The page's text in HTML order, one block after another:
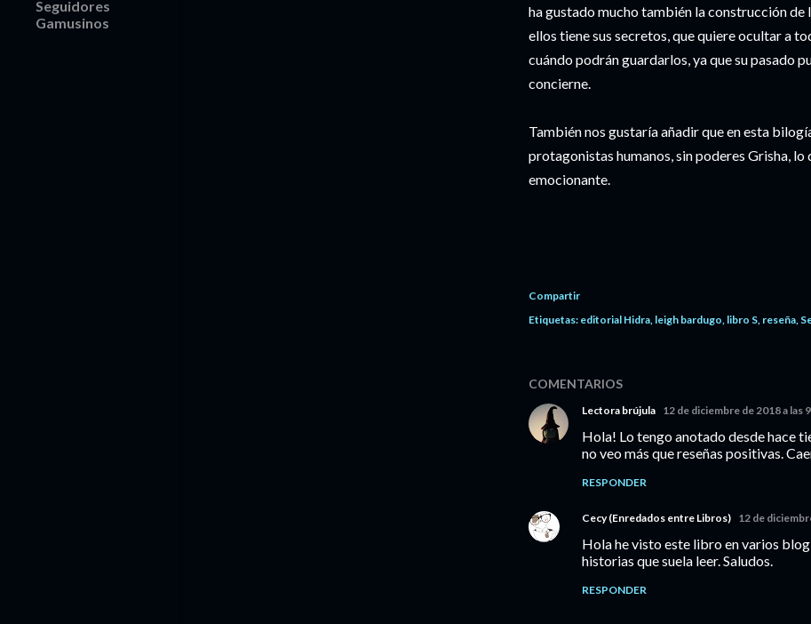
ha gustado mucho también la construcción de
ellos tiene sus secretos, que quiere ocultar a
cuándo podrán guardarlos, ya que su pasado
concierne.
También nos gustaría añadir que en esta
protagonistas humanos, sin poderes Grisha, lo
emocionante.
Compartir
Etiquetas: editorial Hidra leigh bardugo libro S reseña
COMENTARIOS
Lectora brújula 12 de diciembre de 2018 a las
Hola! Lo tengo anotado desde hace
no veo más que reseñas positivas.
RESPONDER
Cecy (Enredados entre Libros) 12 de
Hola he visto este libro en varios
historias que suela leer. Saludos.
RESPONDER
Seguidores
Gamusinos